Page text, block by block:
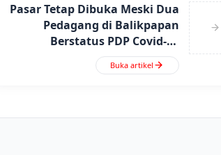
Pasar Tetap Dibuka Meski Dua
Pedagang di Balikpapan
Berstatus PDP Covid-19
Meninggal
Buka artikel